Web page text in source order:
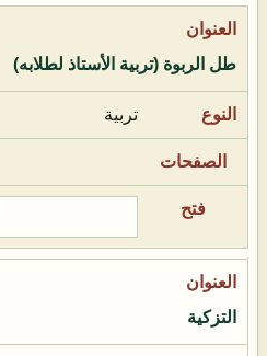
طل الربوة (تربية الأستاذ لطلابه)
تربية
التزكية